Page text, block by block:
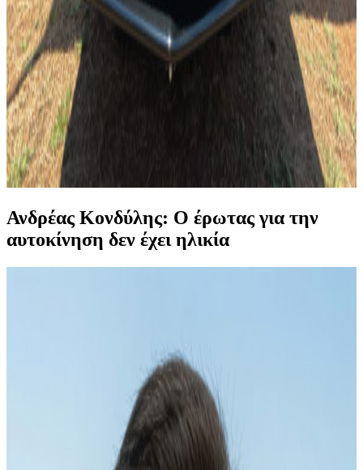
Ανδρέας Κονδύλης: Ο έρωτας για την
αυτοκίνηση δεν έχει ηλικία